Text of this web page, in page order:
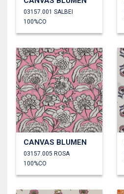
03157.001 SALBEI
100%CO
CANVAS BLUMEN
03157.005 ROSA
100%CO